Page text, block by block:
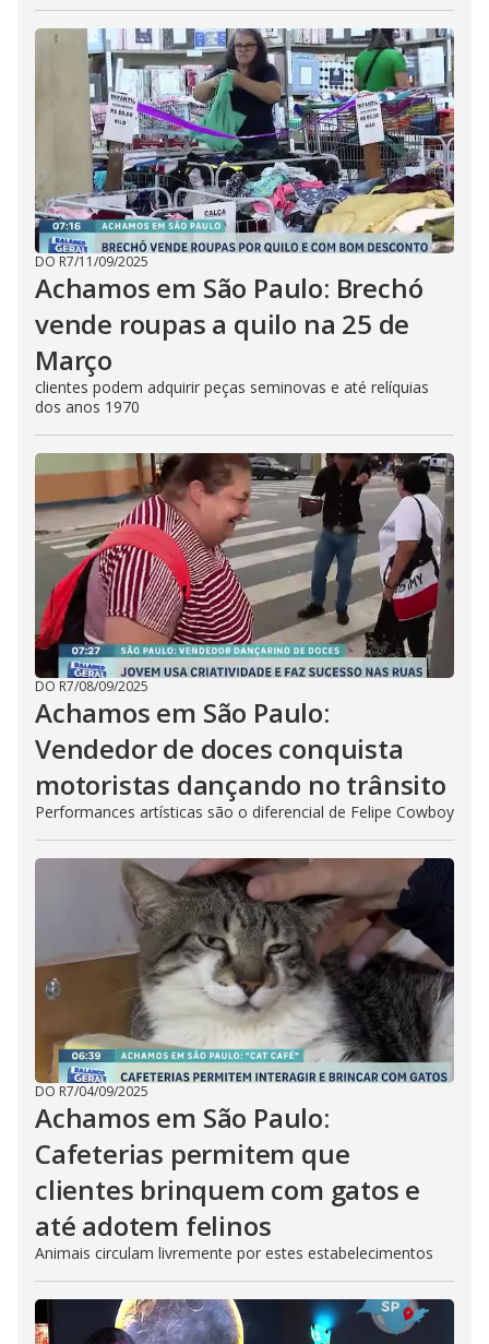
DO R7/11/09/2025
Achamos em São Paulo: Brechó
vende roupas a quilo na 25 de
Março
clientes podem adquirir peças seminovas e até relíquias
dos anos 1970
DO R7/08/09/2025
Achamos em São Paulo:
Vendedor de doces conquista
motoristas dançando no trânsito
Performances artísticas são o diferencial de Felipe Cowboy
DO R7/04/09/2025
Achamos em São Paulo:
Cafeterias permitem que
clientes brinquem com gatos e
até adotem felinos
Animais circulam livremente por estes estabelecimentos